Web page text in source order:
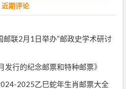
近期评论
邮联2月1日举办“邮政史学术研讨
发行的纪念邮票和特种邮票》
2025乙巳蛇年生肖邮票大全